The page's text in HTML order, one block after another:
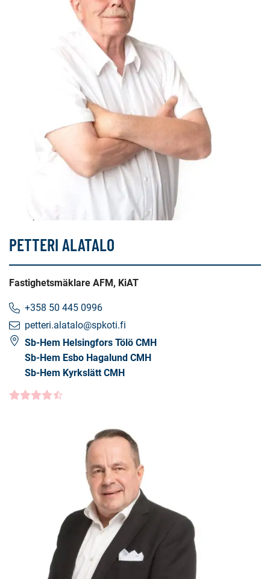
PETTERI ALATALO
Fastighetsmäklare AFM, KiAT
+358 50 445 0996
petteri.alatalo@spkoti.fi
Sb-Hem Helsingfors Tölö CMH
Sb-Hem Esbo Hagalund CMH
Sb-Hem Kyrkslätt CMH
Kundbetyg